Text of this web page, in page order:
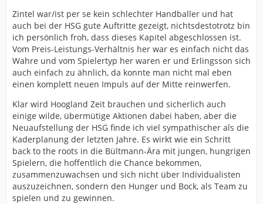
Zintel war/ist per se kein schlechter Handballer und hat
auch bei der HSG gute Auftritte gezeigt, nichtsdestotrotz bin
ich persönlich froh, dass dieses Kapitel abgeschlossen ist.
Vom Preis-Leistungs-Verhältnis her war es einfach nicht das
Wahre und vom Spielertyp her waren er und Erlingsson sich
auch einfach zu ähnlich, da konnte man nicht mal eben
einen komplett neuen Impuls auf der Mitte reinwerfen.
Klar wird Hoogland Zeit brauchen und sicherlich auch
einige wilde, übermütige Aktionen dabei haben, aber die
Neuaufstellung der HSG finde ich viel sympathischer als die
Kaderplanung der letzten Jahre. Es wirkt wie ein Schritt
back to the roots in die Bültmann-Ära mit jungen, hungrigen
Spielern, die hoffentlich die Chance bekommen,
zusammenzuwachsen und sich nicht über Individualisten
auszuzeichnen, sondern den Hunger und Bock, als Team zu
spielen und zu gewinnen.